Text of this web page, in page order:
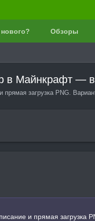
Обзоры
в Майнкрафт —
загрузка PNG.
и прямая загрузка